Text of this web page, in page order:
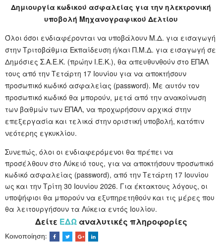
Δημιουργία κωδικού ασφαλείας για την ηλεκτρονική
υποβολή Μηχανογραφικού Δελτίου
Όλοι όσοι ενδιαφέρονται να υποβάλουν Μ.Δ. για εισαγωγή
στην Τριτοβάθμια Εκπαίδευση ή/και Π.Μ.Δ. για εισαγωγή σε
Δημόσιες Σ.Α.Ε.Κ. (πρώην Ι.Ε.Κ.), θα απευθυνθούν στο ΕΠΑΛ
τους από την Τετάρτη 17 Ιουνίου για να αποκτήσουν
προσωπικό κωδικό ασφαλείας (password). Με αυτόν τον
προσωπικό κωδικό θα μπορούν, μετά από την ανακοίνωση
των βαθμών των ΕΠΑΛ, να προχωρήσουν αρχικά στην
επεξεργασία και τελικά στην οριστική υποβολή, κατόπιν
νεότερης εγκυκλίου.
Συνεπώς, όλοι οι ενδιαφερόμενοι θα πρέπει να
προσέλθουν στο Λύκειό τους, για να αποκτήσουν προσωπικό
κωδικό ασφαλείας (password), από την Τετάρτη 17 Ιουνίου
ως και την Τρίτη 30 Ιουνίου 2026. Για έκτακτους λόγους, οι
υποψήφιοι θα μπορούν να εξυπηρετηθούν και τις μέρες που
θα λειτουργήσουν τα Λύκεια εντός Ιουλίου.
Δείτε ΕΔΩ αναλυτικές πληροφορίες
Κοινοποίηση: